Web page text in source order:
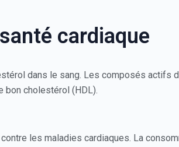
cardiaque
dans le sang. Les composés actifs
bon cholestérol (HDL).
les maladies cardiaques. La